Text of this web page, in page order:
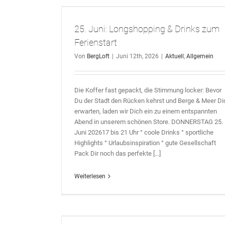
25. Juni: Longshopping & Drinks zum
Ferienstart
Von BergLoft Juni 12th, 2026 Aktuell , Allgemein
Die Koffer fast gepackt, die Stimmung locker: Bevor
Du der Stadt den Rücken kehrst und Berge & Meer
erwarten, laden wir Dich ein zu einem entspannten
Abend in unserem schönen Store. DONNERSTAG 25.
Juni 202617 bis 21 Uhr ° coole Drinks ° sportliche
Highlights ° Urlaubsinspiration ° gute Gesellschaft
Pack Dir noch das perfekte [...]
Weiterlesen